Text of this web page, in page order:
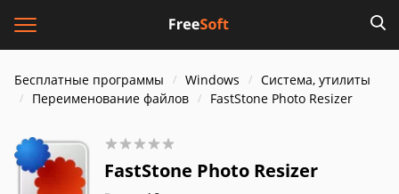
Бесплатные программы Windows
Система, утилиты
Переименование файлов
FastStone Photo Resizer
FastStone Photo Resizer